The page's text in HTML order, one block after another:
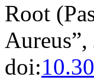
Root
Aureus”,
doi: